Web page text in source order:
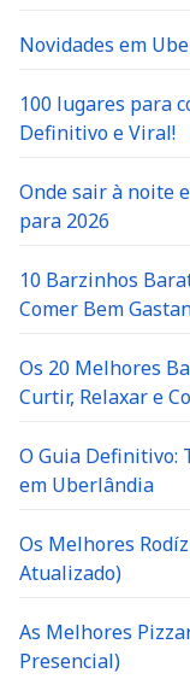
Novidades em
100 lugares para
Definitivo e Viral!
Onde sair à noite
para 2026
10 Barzinhos
Comer Bem
Os 20 Melhores
Curtir, Relaxar e
O Guia Definitivo:
em Uberlândia
Os Melhores
Atualizado)
As Melhores
Presencial)